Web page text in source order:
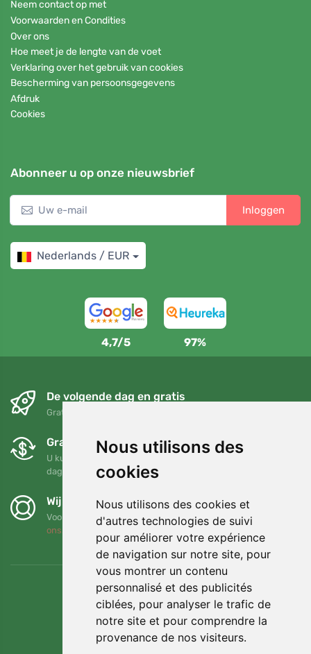
Nous utilisons des
cookies
Nous utilisons des cookies et
d'autres technologies de suivi
pour améliorer votre expérience
de navigation sur notre site, pour
vous montrer un contenu
personnalisé et des publicités
ciblées, pour analyser le trafic de
notre site et pour comprendre la
provenance de nos visiteurs.
Neem contact op met
Voorwaarden en Condities
Over ons
Hoe meet je de lengte van de voet
Verklaring over het gebruik van cookies
Bescherming van persoonsgegevens
Afdruk
Cookies
Abonneer u op onze nieuwsbrief
Inloggen
Nederlands / EUR
4,7/5 97%
De volgende dag en gratis
Gratis verzending voor bestellingen boven 95 EUR
Gratis ruilen en retourneren
U kunt uw bestelling op elk gewenst moment binnen 90
dagen retourneren of ruilen
Wij steunen Trees.org
Voor elke bestelling planten we een boom! Lees meer
ons